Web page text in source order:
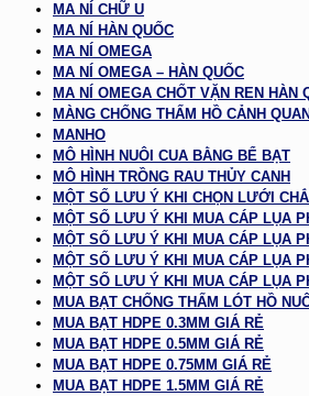
MA NÍ CHỮ U
MA NÍ HÀN QUỐC
MA NÍ OMEGA
MA NÍ OMEGA – HÀN QUỐC
MA NÍ OMEGA CHỐT VẶN REN HÀN
MÀNG CHỐNG THẤM HỒ CẢNH QUAN
MANHO
MÔ HÌNH NUÔI CUA BẰNG BỂ BẠT
MÔ HÌNH TRỒNG RAU THỦY CANH
MỘT SỐ LƯU Ý KHI CHỌN LƯỚI
MỘT SỐ LƯU Ý KHI MUA CÁP LỤA
MỘT SỐ LƯU Ý KHI MUA CÁP LỤA
MỘT SỐ LƯU Ý KHI MUA CÁP LỤA
MỘT SỐ LƯU Ý KHI MUA CÁP LỤA
MUA BẠT CHỐNG THẤM LÓT HỒ
MUA BẠT HDPE 0.3MM GIÁ RẺ
MUA BẠT HDPE 0.5MM GIÁ RẺ
MUA BẠT HDPE 0.75MM GIÁ RẺ
MUA BẠT HDPE 1.5MM GIÁ RẺ